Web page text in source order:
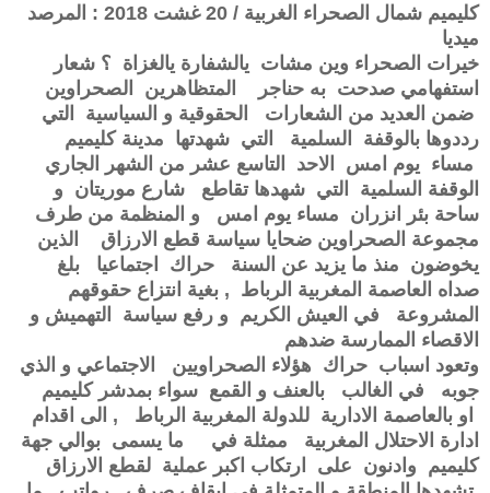
كليميم شمال الصحراء الغربية / 20 غشت 2018 : المرصد
ميديا
خيرات الصحراء وين مشات يالشفارة يالغزاة ؟ شعار
استفهامي صدحت به حناجر المتظاهرين الصحراوين
ضمن العديد من الشعارات الحقوقية و السياسية التي
رددوها بالوقفة السلمية التي شهدتها مدينة كليميم
مساء يوم امس الاحد التاسع عشر من الشهر الجاري
الوقفة السلمية التي شهدها تقاطع شارع موريتان و
ساحة بئر انزران مساء يوم امس و المنظمة من طرف
مجموعة الصحراوين ضحايا سياسة قطع الارزاق الذين
يخوضون منذ ما يزيد عن السنة حراك اجتماعيا بلغ
صداه العاصمة المغربية الرباط , بغية انتزاع حقوقهم
المشروعة في العيش الكريم و رفع سياسة التهميش و
الاقصاء الممارسة ضدهم
وتعود اسباب حراك هؤلاء الصحراويين الاجتماعي و الذي
جوبه في الغالب بالعنف و القمع سواء بمدشر كليميم
او بالعاصمة الادارية للدولة المغربية الرباط , الى اقدام
ادارة الاحتلال المغربية ممثلة في ما يسمى بوالي جهة
كليميم وادنون على ارتكاب اكبر عملية لقطع الارزاق